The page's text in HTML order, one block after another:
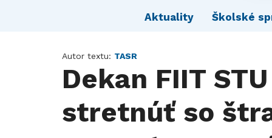
Aktuality Školské
Autor textu: TASR
Dekan FIIT
stretnúť so